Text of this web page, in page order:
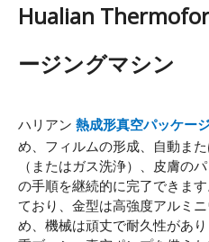
Hualian
ージングマシン
ハリアン 熱成形真空パッケー
め、フィルムの形成、自動ま
（またはガス洗浄）、皮膚の
の手順を継続的に完了できま
ており、金型は高強度アルミ
め、機械は頑丈で耐久性があ